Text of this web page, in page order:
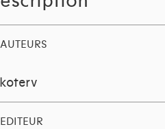
AUTEURS
EDITEUR